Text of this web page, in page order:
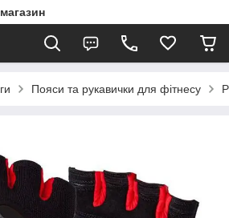
Пояси та рукавички для фітнесу